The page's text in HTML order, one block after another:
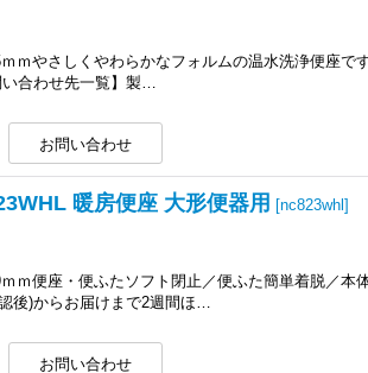
ｍやさしくやわらかなフォルムの温水洗浄便座
合わせ先一覧】製…
暖房便座 大形便器用 [nc823whl ]
ｍ便座・便ふたソフト閉止／便ふた簡単着脱／
後)からお届けまで2週間ほ…